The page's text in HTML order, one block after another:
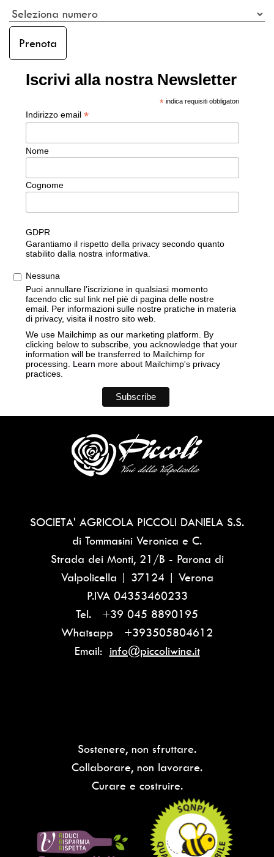
Prenota
Iscrivi alla nostra Newsletter
* indica requisiti obbligatori
Indirizzo email*
Nome
Cognome
GDPR
Garantiamo il rispetto della privacy secondo quanto
stabilito dalla nostra informativa.
Nessuna
Puoi annullare l’iscrizione in qualsiasi momento
facendo clic sul link nel piè di pagina delle nostre
email. Per informazioni sulle nostre pratiche in materia
di privacy, visita il nostro sito web.
We use Mailchimp as our marketing platform. By
clicking below to subscribe, you acknowledge that your
information will be transferred to Mailchimp for
processing. Learn more about Mailchimp's privacy
practices.
SOCIETA' AGRICOLA PICCOLI DANIELA S.S.
di Tommasini Veronica e C.
Strada dei Monti, 21/B - Parona di
Valpolicella | 37124 | Verona
P.IVA 04353460233
Tel. +39 045 8890195
Whatsapp +393505804612
Email: info@piccoliwine.it
Sostenere, non sfruttare.
Collaborare, non lavorare.
Curare e costruire.